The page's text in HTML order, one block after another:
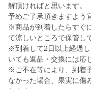
解頂ければと思います。
予めご了承頂きますよう
※商品が到着したらすぐ
て涼しいところで保管し
※到着して2日以上経過
いても返品・交換には応
※ご不在等により、到着
なかった場合、果実に傷